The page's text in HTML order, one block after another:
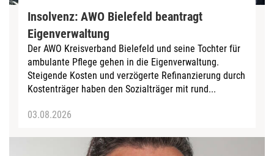
Insolvenz: AWO Bielefeld beantragt
Eigenverwaltung
Der AWO Kreisverband Bielefeld und seine Tochter für
ambulante Pflege gehen in die Eigenverwaltung.
Steigende Kosten und verzögerte Refinanzierung durch
Kostenträger haben den Sozialträger mit rund...
03.08.2026